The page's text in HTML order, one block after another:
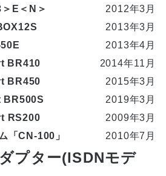
E＜N＞
2012年3月
2013年3月
2013年4月
BR410
2014年11月
BR450
2015年3月
2019年3月
RS200
2009年3月
「CN-100」
2010年7月
プター(ISDNモデ